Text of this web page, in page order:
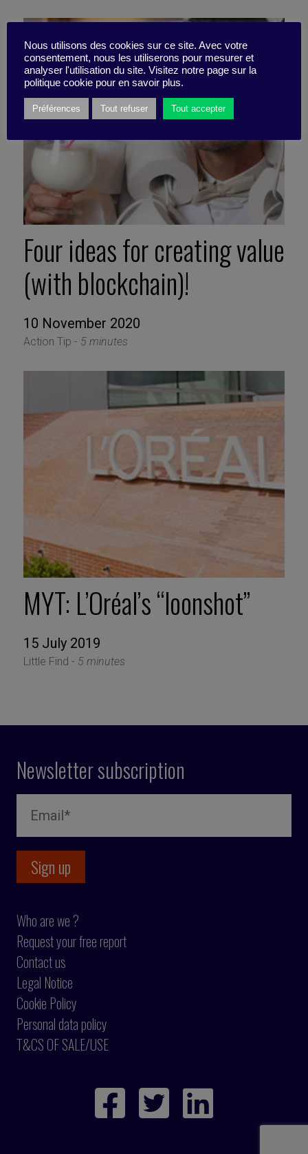
Four ideas for creating value
(with blockchain)!
10 November 2020
Action Tip - 5 minutes
MYT: L’Oréal’s “loonshot”
15 July 2019
Little Find - 5 minutes
Newsletter subscription
Who are we ?
Request your free report
Contact us
Legal Notice
Cookie Policy
Personal data policy
T&CS OF SALE/USE
Nous utilisons des cookies sur ce site. Avec votre
consentement, nous les utiliserons pour mesurer et
analyser l'utilisation du site. Visitez notre page sur la
politique cookie pour en savoir plus.
Préférences Tout refuser Tout accepter